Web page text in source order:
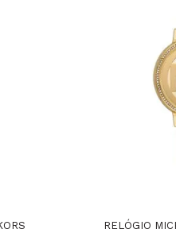
RELÓGIO